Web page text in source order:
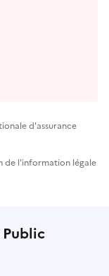
d'assurance
de l'information légale